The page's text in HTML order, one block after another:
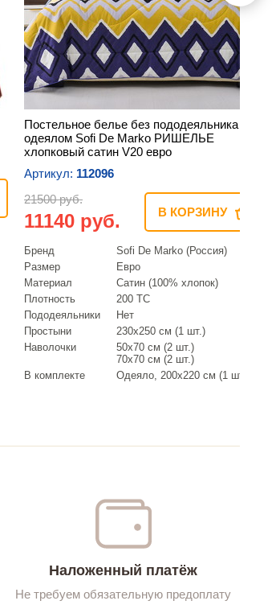
Постельное белье без пододеяльника с
одеялом Sofi De Marko РИШЕЛЬЕ
хлопковый сатин V20 евро
Артикул: 112096
21500 руб.
11140 руб. В КОРЗИНУ
Бренд
Sofi De Marko (Россия)
Размер
Евро
Материал
Сатин (100% хлопок)
Плотность
200 ТС
Пододеяльники
Нет
Простыни
230х250 см (1 шт.)
Наволочки
50х70 см (2 шт.)
70х70 см (2 шт.)
В комплекте
Одеяло, 200х220 см (1 шт.)
Наложенный платёж
Не требуем обязательную предоплату